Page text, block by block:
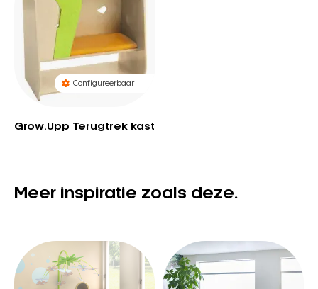
Configureerbaar
Grow.Upp Terugtrek kast
Meer inspiratie zoals deze.